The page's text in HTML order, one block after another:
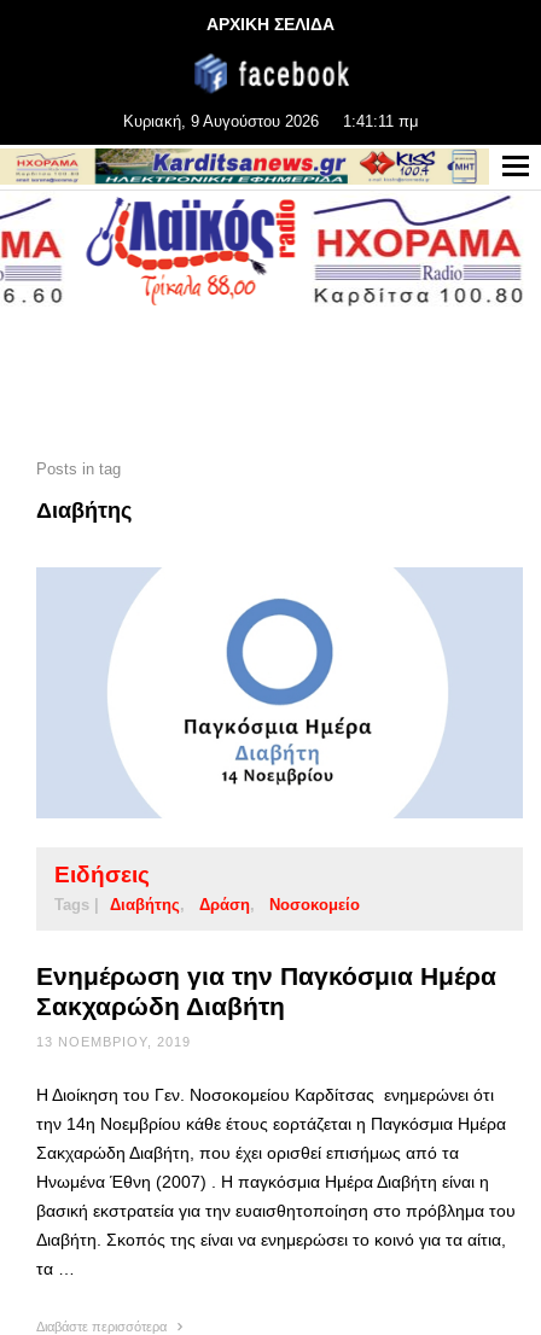
ΑΡΧΙΚΗ ΣΕΛΙΔΑ
Κυριακή, 9 Αυγούστου 2026 1:41:12 πμ
Posts in tag
Διαβήτης
Ειδήσεις
Tags | Διαβήτης Δράση Νοσοκομείο
Ενημέρωση για την Παγκόσμια Ημέρα
Σακχαρώδη Διαβήτη
13 ΝΟΕΜΒΡΊΟΥ, 2019
Η Διοίκηση του Γεν. Νοσοκομείου Καρδίτσας ενημερώνει ότι
την 14η Νοεμβρίου κάθε έτους εορτάζεται η Παγκόσμια Ημέρα
Σακχαρώδη Διαβήτη, που έχει ορισθεί επισήμως από τα
Ηνωμένα Έθνη (2007) . Η παγκόσμια Ημέρα Διαβήτη είναι η
βασική εκστρατεία για την ευαισθητοποίηση στο πρόβλημα του
Διαβήτη. Σκοπός της είναι να ενημερώσει το κοινό για τα αίτια,
τα …
Διαβάστε περισσότερα